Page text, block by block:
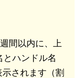
間以内に、上
ハンドル名
されます（割